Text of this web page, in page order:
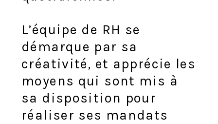
L’équipe de RH se
démarque par sa
créativité, et apprécie les
moyens qui sont mis à
sa disposition pour
réaliser ses mandats